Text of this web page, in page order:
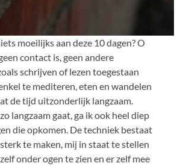
moeilijks aan deze 10 dagen? O
contact is, geen andere
schrijven of lezen toegestaan
te mediteren, eten en wandelen
de tijd uitzonderlijk langzaam.
langzaam gaat, ga ik ook heel diep
die opkomen. De techniek bestaat
te maken, mij in staat te stellen
onder ogen te zien en er zelf mee